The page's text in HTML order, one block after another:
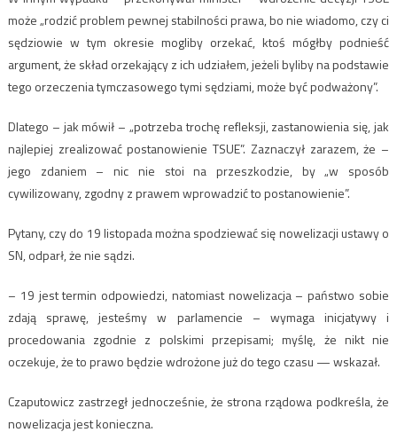
może „rodzić problem pewnej stabilności prawa, bo nie wiadomo, czy ci
sędziowie w tym okresie mogliby orzekać, ktoś mógłby podnieść
argument, że skład orzekający z ich udziałem, jeżeli byliby na podstawie
tego orzeczenia tymczasowego tymi sędziami, może być podważony”.
Dlatego – jak mówił – „potrzeba trochę refleksji, zastanowienia się, jak
najlepiej zrealizować postanowienie TSUE”. Zaznaczył zarazem, że –
jego zdaniem – nic nie stoi na przeszkodzie, by „w sposób
cywilizowany, zgodny z prawem wprowadzić to postanowienie”.
Pytany, czy do 19 listopada można spodziewać się nowelizacji ustawy o
SN, odparł, że nie sądzi.
– 19 jest termin odpowiedzi, natomiast nowelizacja – państwo sobie
zdają sprawę, jesteśmy w parlamencie – wymaga inicjatywy i
procedowania zgodnie z polskimi przepisami; myślę, że nikt nie
oczekuje, że to prawo będzie wdrożone już do tego czasu — wskazał.
Czaputowicz zastrzegł jednocześnie, że strona rządowa podkreśla, że
nowelizacja jest konieczna.